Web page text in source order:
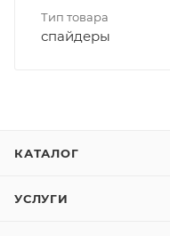
Тип товара
спайдеры
КАТАЛОГ
УСЛУГИ